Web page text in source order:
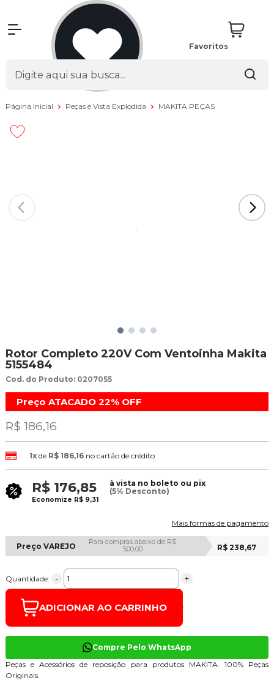
Favoritos
Página Inicial Peças e Vista Explodida MAKITA PEÇAS
Rotor Completo 220V Com Ventoinha Makita
5155484
Cod. do Produto: 0207055
Preço ATACADO 22% OFF
R$ 186,16
1xde R$ 186,16 no cartão de crédito
R$ 176,85
à vista no boleto ou pix
(5% Desconto)
Economize R$ 9,31
Mais formas de pagamento
Preço VAREJO
Para compras abaixo de R$
500,00
R$ 238,67
Quantidade: - +
ADICIONAR AO CARRINHO
Compre Pelo WhatsApp
Peças e Acessórios de reposição para produtos MAKITA. 100% Peças
Originais.